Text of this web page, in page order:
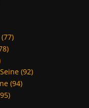
(92)
(94)